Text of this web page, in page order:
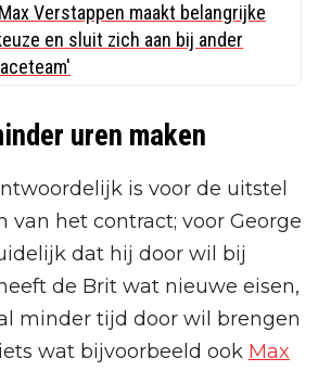
Verstappen maakt belangrijke
en sluit zich aan bij ander
uren maken
is voor de uitstel
van het contract; voor George
dat hij door wil bij
de Brit wat nieuwe eisen,
minder tijd door wil brengen
wat bijvoorbeeld ook Max